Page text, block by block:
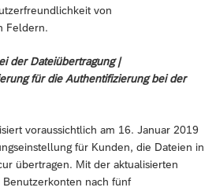
von
Feldern.
der Dateiübertragung |
für die Authentifizierung bei der
voraussichtlich am 16. Januar 2019
für Kunden, die Dateien in
übertragen. Mit der aktualisierten
nach fünf